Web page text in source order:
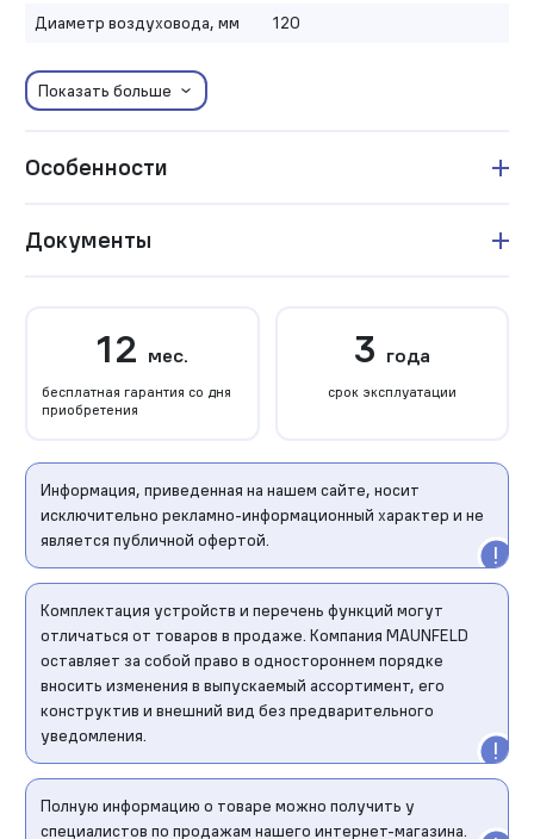
Диаметр воздуховода, мм
120
Показать больше
Особенности
Документы
12 мес.
бесплатная гарантия со дня
приобретения
3 года
срок эксплуатации
Информация, приведенная на нашем сайте, носит
исключительно рекламно-информационный характер и не
является публичной офертой.
Комплектация устройств и перечень функций могут
отличаться от товаров в продаже. Компания MAUNFELD
оставляет за собой право в одностороннем порядке
вносить изменения в выпускаемый ассортимент, его
конструктив и внешний вид без предварительного
уведомления.
Полную информацию о товаре можно получить у
специалистов по продажам нашего интернет-магазина.